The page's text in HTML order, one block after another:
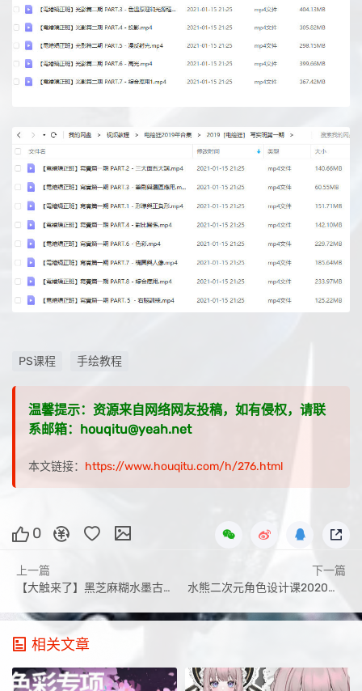
PS课程 手绘教程
温馨提示：资源来自网络网友投稿，如有侵权，请联
系邮箱：houqitu@yeah.net
本文链接： https://www.houqitu.com/h/276.html
0
上一篇
【大触来了】黑芝麻糊水墨古风插画创作班
下一篇
水熊二次元角色设计课2020年10月结课图形科学
相关文章